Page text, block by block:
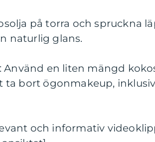
på torra och spruckna
naturlig glans.
en liten mängd
ta bort ögonmakeup,
och informativ